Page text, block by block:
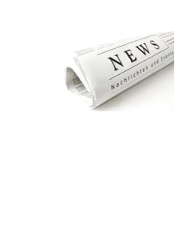
Zum Hauptinhalt springen